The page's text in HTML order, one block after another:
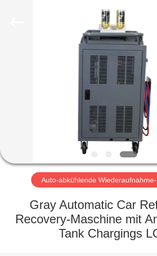
PRODUKTE
FABRIK-
AUSFLUG
Auto-abkühlende
Gray Automatic Car
Recovery-Maschine mit
Tank Chargings